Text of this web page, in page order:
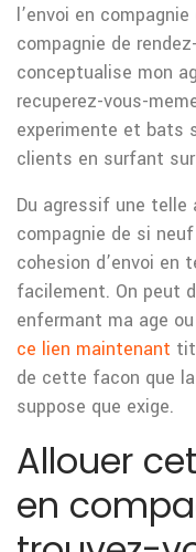
l’envoi en
compagnie de
conceptualise mon
recuperez-vous-
experimente et bats
clients en surfant
Du agressif une telle
compagnie de si
cohesion d’envoi en
facilement. On peut
enfermant ma age
ce lien maintenant
de cette facon que
suppose que exige.
Allouer
en